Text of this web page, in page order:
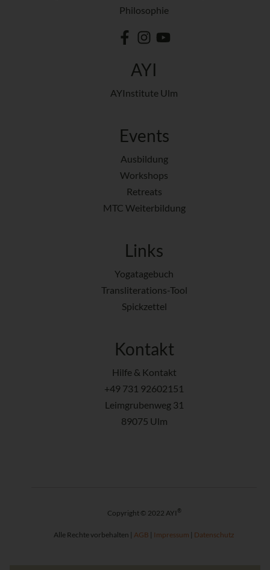
Philosophie
AYI
AYInstitute Ulm
Events
Ausbildung
Workshops
Retreats
MTC Weiterbildung
Links
Yogatagebuch
Transliterations-Tool
Spickzettel
Kontakt
Hilfe & Kontakt
+49 731 92602151
Leimgrubenweg 31
89075 Ulm
Copyright © 2022 AYI ®
Alle Rechte vorbehalten | AGB | Impressum | Datenschutz